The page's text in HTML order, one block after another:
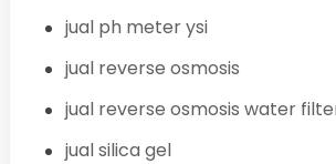
jual ph meter ysi
jual reverse osmosis
jual reverse osmosis water
jual silica gel